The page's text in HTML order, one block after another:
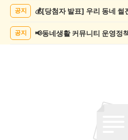
글
공지
공지 📢동네생활 커뮤니티 운영